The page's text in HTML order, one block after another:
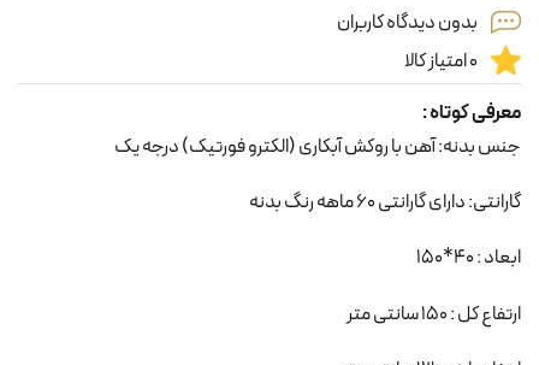
بدون دیدگاه کاربران
0 امتیاز کالا
معرفی کوتاه :
جنس بدنه: آهن با روکش آبکاری (الکترو فورتیک) درجه یک
گارانتی: دارای گارانتی 60 ماهه رنگ بدنه
ابعاد : 40*150
ارتفاع کل : 150 سانتی متر